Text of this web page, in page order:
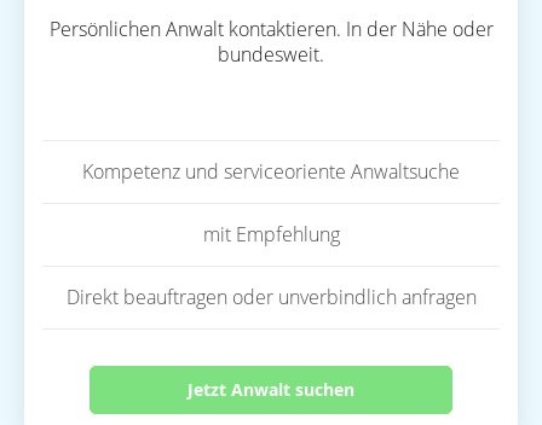
Persönlichen Anwalt kontaktieren. In der Nähe oder
bundesweit.
Kompetenz und serviceoriente Anwaltsuche
mit Empfehlung
Direkt beauftragen oder unverbindlich anfragen
Jetzt Anwalt suchen